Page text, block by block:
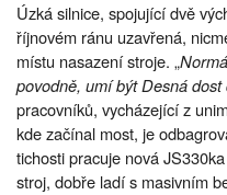
Úzká silnice, spojující dvě
říjnovém ránu uzavřená,
místu nasazení stroje. „
povodně, umí být Desná dost
pracovníků, vycházející z
kde začínal most, je
tichosti pracuje nová
stroj, dobře ladí s masivním